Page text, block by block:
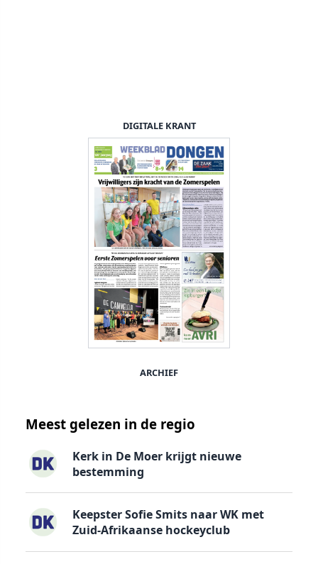
DIGITALE KRANT
ARCHIEF
Meest gelezen in de regio
Kerk in De Moer krijgt nieuwe
bestemming
Keepster Sofie Smits naar WK met
Zuid-Afrikaanse hockeyclub